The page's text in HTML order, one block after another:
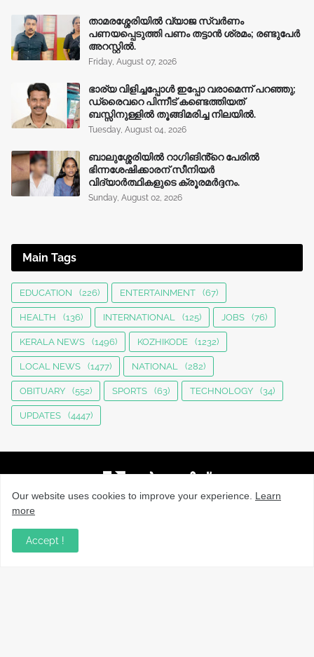
താമരശ്ശേരിയിൽ വ്യാജ സ്വർണം
പണയപ്പെടുത്തി പണം തട്ടാൻ ശ്രമം; രണ്ടുപേർ
അറസ്റ്റിൽ.
Friday, August 07, 2026
ഭാര്യ വിളിച്ചപ്പോള്‍ ഇപ്പോ വരാമെന്ന് പറഞ്ഞു;
ഡ്രൈവറെ പിന്നീട് കണ്ടെത്തിയത്
ബസ്സിനുള്ളില്‍ തൂങ്ങിമരിച്ച നിലയിൽ.
Tuesday, August 04, 2026
ബാലുശ്ശേരിയിൽ റാഗിങിൻ്റെ പേരിൽ
ഭിന്നശേഷിക്കാരന് സീനിയർ
വിദ്യാർത്ഥികളുടെ ക്രൂരമര്‍ദ്ദനം.
Sunday, August 02, 2026
Main Tags
EDUCATION (226) ENTERTAINMENT (67)
HEALTH (136) INTERNATIONAL (125) JOBS (76)
KERALA NEWS (1496) KOZHIKODE (1232)
LOCAL NEWS (1477) NATIONAL (282)
OBITUARY (552) SPORTS (63) TECHNOLOGY (34)
UPDATES (4447)
നാട്ടുവാർത്തകൾ, തൊഴിൽ, വിദ്യാഭ്യാസം, വാണിജ്യം,
ടെക്നോളജി സംബന്ധമായ വാർത്തകൾ, പൊതു/ഗവൺമെൻ്റ്
അറിയിപ്പുകൾ, വിനോദം എന്നിവയും മറ്റും ഉൾക്കൊള്ളുന്ന,
Our website uses cookies to improve your experience. Learn
more
Accept !